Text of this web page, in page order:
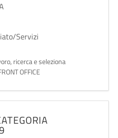
Servizi
ricerca e seleziona
OFFICE
categorie protette.
- Accoglienza di
del centralino
PEC); -
appuntamenti; - S